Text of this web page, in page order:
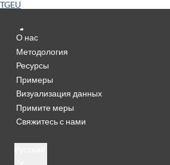
TGEU
О нас
Методология
Ресурсы
Примеры
Визуализация данных
Примите меры
Свяжитесь с нами